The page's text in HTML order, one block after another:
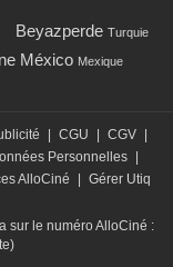
Beyazperde Turquie
México Mexique
| CGU | CGV |
Personnelles |
AlloCiné | Gérer Utiq
sur le numéro AlloCiné :